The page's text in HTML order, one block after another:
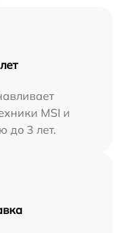
MSI и
до 3 лет.